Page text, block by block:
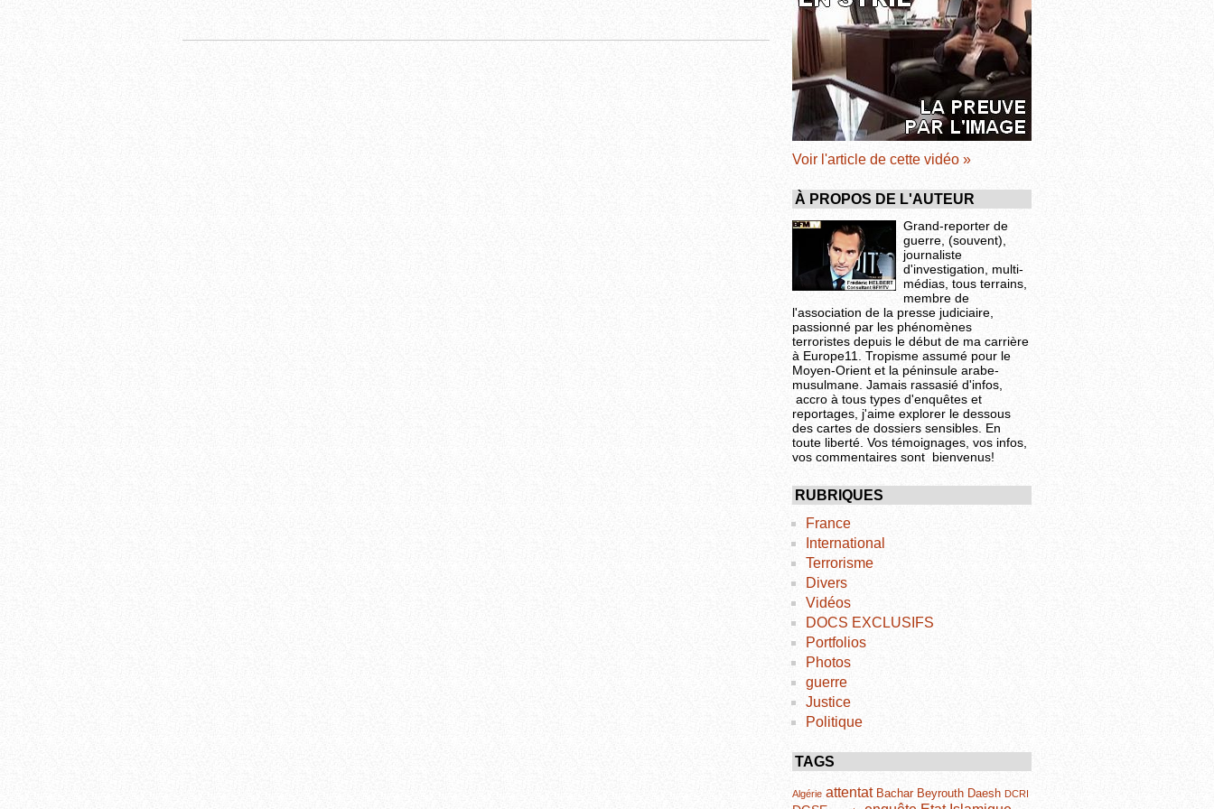
Voir l'article de cette vidéo »
À PROPOS DE L'AUTEUR
Grand-reporter de
guerre, (souvent),
journaliste
d'investigation, multi-
médias, tous terrains,
membre de
l'association de la presse judiciaire,
passionné par les phénomènes
terroristes depuis le début de ma carrière
à Europe11. Tropisme assumé pour le
Moyen-Orient et la péninsule arabe-
musulmane. Jamais rassasié d'infos,
accro à tous types d'enquêtes et
reportages, j'aime explorer le dessous
des cartes de dossiers sensibles. En
toute liberté. Vos témoignages, vos infos,
vos commentaires sont bienvenus!
RUBRIQUES
France
International
Terrorisme
Divers
Vidéos
DOCS EXCLUSIFS
Portfolios
Photos
guerre
Justice
Politique
TAGS
Algérie attentat Bachar Beyrouth Daesh DCRI